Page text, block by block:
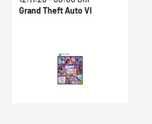
Grand Theft Auto VI